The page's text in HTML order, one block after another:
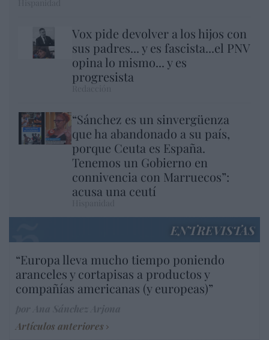
Vox pide devolver a los hijos con
sus padres... y es fascista...el PNV
opina lo mismo... y es
progresista
“Sánchez es un sinvergüenza
que ha abandonado a su país,
porque Ceuta es España.
Tenemos un Gobierno en
connivencia con Marruecos”:
acusa una ceutí
ENTREVISTAS
“Europa lleva mucho tiempo poniendo
aranceles y cortapisas a productos y
compañías americanas (y europeas)”
Artículos anteriores